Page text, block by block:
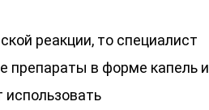
реакции, то специалист
препараты в форме капель и